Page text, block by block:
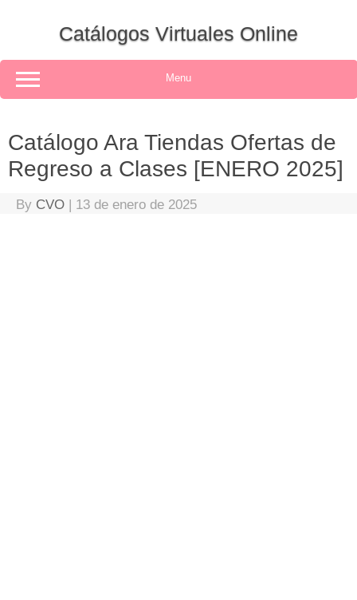
Catálogos Virtuales Online
Menu
Catálogo Ara Tiendas Ofertas de
Regreso a Clases [ENERO 2025]
By CVO | 13 de enero de 2025